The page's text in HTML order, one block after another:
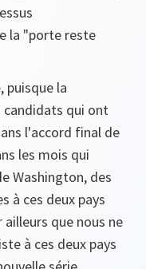
la "porte reste
puisque la
candidats qui ont
l'accord final de
les mois qui
Washington, des
à ces deux pays
que nous ne
à ces deux pays